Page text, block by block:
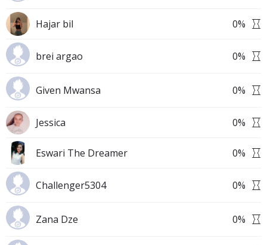
Hajar bil 0%
brei argao 0%
Given Mwansa 0%
Jessica 0%
Eswari The Dreamer 0%
Challenger5304 0%
Zana Dze 0%